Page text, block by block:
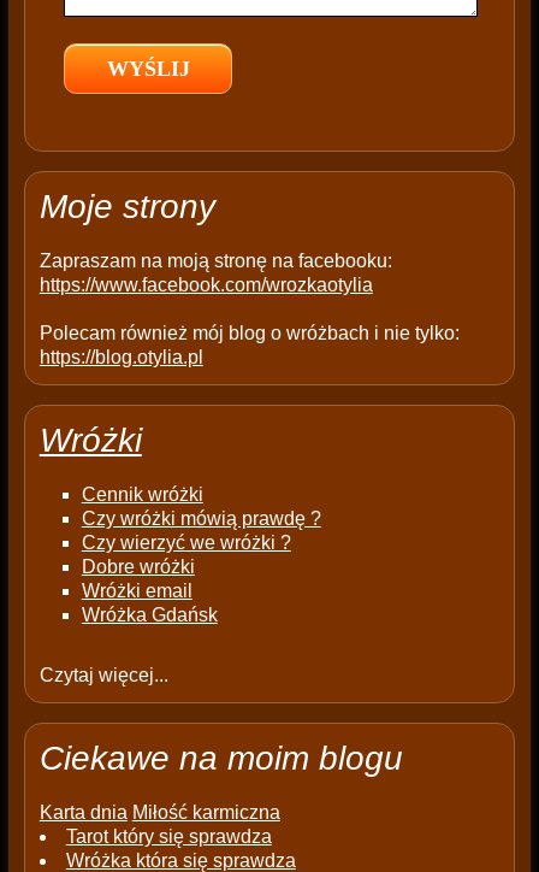
e
e
p
y
Moje strony
Zapraszam na moją stronę na facebooku:
https://www.facebook.com/wrozkaotylia
Polecam również mój blog o wróżbach i nie tylko:
https://blog.otylia.pl
Wróżki
Cennik wróżki
Czy wróżki mówią prawdę ?
Czy wierzyć we wróżki ?
Dobre wróżki
Wróżki email
Wróżka Gdańsk
Czytaj więcej...
Ciekawe na moim blogu
Karta dnia Miłość karmiczna
Tarot który się sprawdza
Wróżka która się sprawdza